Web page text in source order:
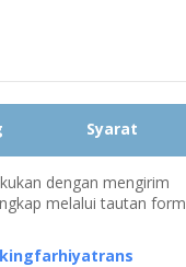
Syarat
dengan mengirim
melalui tautan form